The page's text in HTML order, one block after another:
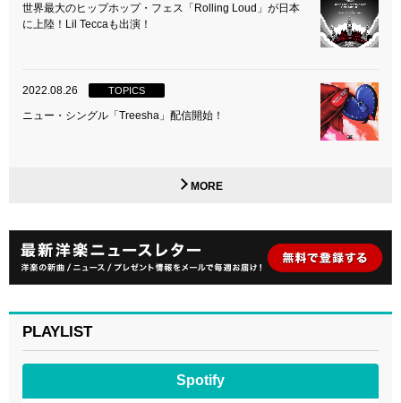
世界最大のヒップホップ・フェス「Rolling Loud」が日本
に上陸！Lil Teccaも出演！
2022.08.26 TOPICS
ニュー・シングル「Treesha」配信開始！
MORE
PLAYLIST
Spotify